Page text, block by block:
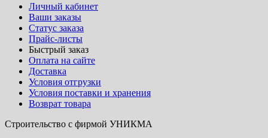
Личный кабинет
Ваши заказы
Статус заказа
Прайс-листы
Быстрый заказ
Оплата на сайте
Доставка
Условия отгрузки
Условия поставки и хранения
Возврат товара
Строительство с фирмой УНИКМА